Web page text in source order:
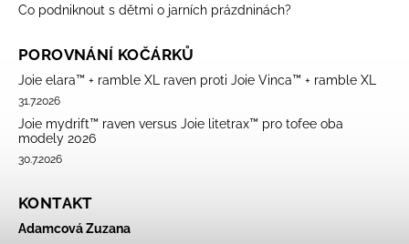
Co podniknout s dětmi o jarních prázdninách?
POROVNÁNÍ KOČÁRKŮ
Joie elara™ + ramble XL raven proti Joie Vinca™ + ramble XL
31.7.2026
Joie mydrift™ raven versus Joie litetrax™ pro tofee oba
modely 2026
30.7.2026
KONTAKT
Adamcová Zuzana